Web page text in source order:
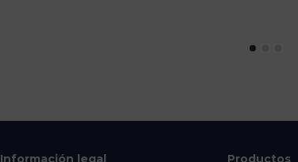
Información legal Productos